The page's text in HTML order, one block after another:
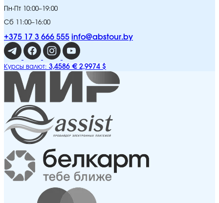
Пн-Пт 10:00–19:00
Сб 11:00–16:00
+375 17 3 666 555 info@abstour.by
Курсы валют: 3,4586 € 2,9974 $